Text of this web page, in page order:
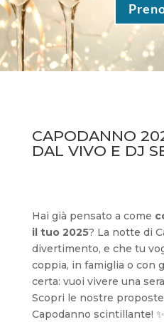
CAPODANNO
DAL VIVO E DJ
Hai già pensato a come
il tuo 2025? La notte di
divertimento, e che tu
coppia, in famiglia o con
certa: vuoi vivere una
Scopri le nostre
Capodanno scintillante! ✨